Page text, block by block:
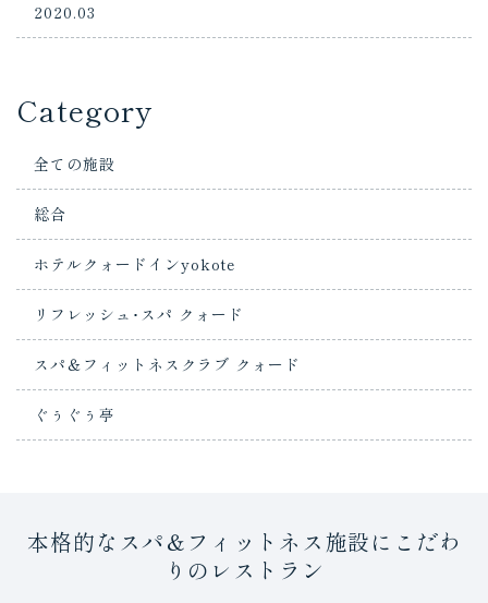
2020.03
Category
全ての施設
総合
ホテルクォードインyokote
リフレッシュ･スパ クォード
スパ＆フィットネスクラブ クォード
ぐぅぐぅ亭
本格的なスパ＆フィットネス施設にこだわ
りのレストラン